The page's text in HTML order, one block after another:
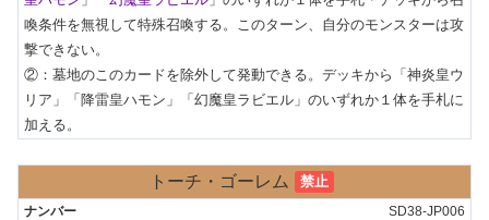
喚条件を無視して特殊召喚する。このターン、自分のモンスターは攻
撃できない。
②：墓地のこのカードを除外して発動できる。デッキから「神炎皇ウ
リア」「降雷皇ハモン」「幻魔皇ラビエル」のいずれか１体を手札に
加える。
トーチ・ゴーレム 禁止
SD38-JP006